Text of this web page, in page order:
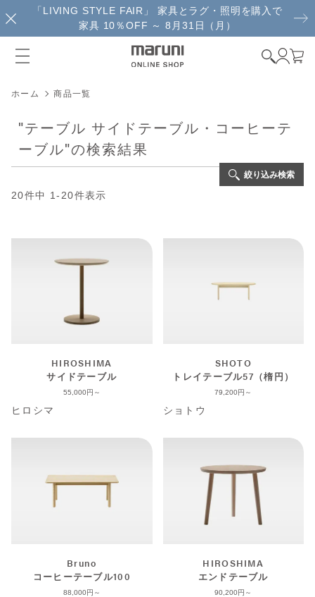
「LIVING STYLE FAIR」 家具とラグ・照明を購入で
家具 10％OFF ～ 8月31日（月）
ホーム 商品一覧
"テーブル サイドテーブル・コーヒーテ
ーブル"の検索結果
20件中 1- 20件表示
絞り込み検索
HIROSHIMA
サイドテーブル
55,000
ヒロシマ
SHOTO
トレイテーブル57（楕円）
79,200
ショトウ
Bruno
コーヒーテーブル100
88,000
HIROSHIMA
エンドテーブル
90,200